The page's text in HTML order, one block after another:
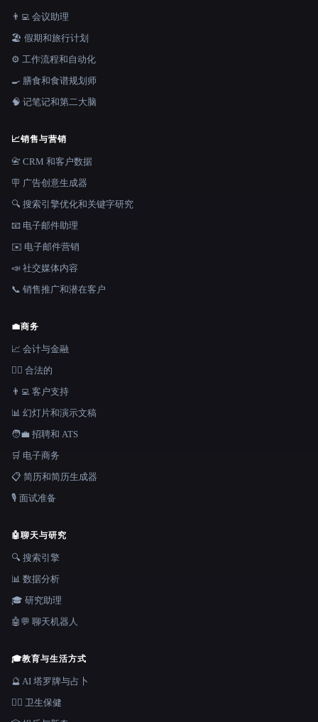
👨‍💻 会议助理
🏖 假期和旅行计划
⚙️ 工作流程和自动化
🍳 膳食和食谱规划师
🧠 记笔记和第二大脑
📈销售与营销
📇 CRM 和客户数据
🪧 广告创意生成器
🔍 搜索引擎优化和关键字研究
📧 电子邮件助理
✉️ 电子邮件营销
📣 社交媒体内容
📞 销售推广和潜在客户
💼商务
📈 会计与金融
👩‍⚖️ 合法的
👨‍💻 客户支持
📊 幻灯片和演示文稿
🧑‍💼 招聘和 ATS
🛒 电子商务
📋 简历和简历生成器
🎙️ 面试准备
🤖聊天与研究
🔍 搜索引擎
📊 数据分析
🎓 研究助理
🤖💬 聊天机器人
🎓教育与生活方式
🔮 AI 塔罗牌与占卜
👩‍⚕️ 卫生保健